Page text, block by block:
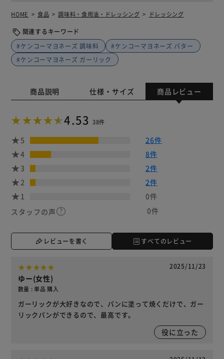
HOME 食品 調味料・食用油・ドレッシング ドレッシング
関連するキーワード
#ケンコーマヨネーズ 調味料
#ケンコーマヨネーズ バター
#ケンコーマヨネーズ ガーリック
商品説明 仕様・サイズ 商品レビュー
4.53 38件
5
26件
4
8件
3
2件
2
2件
1
0件
スタッフの声
0件
レビューを書く すべてのレビュー
2025/11/23
ゆー(女性)
数量 : 単品 購入
ガーリックが大好きなので、パンに塗って焼くだけで、ガー
リックパンができるので、最高です。
役に立った